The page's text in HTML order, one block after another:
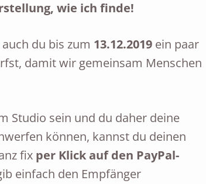
wie ich finde!
du bis zum 13.12.2019ein paar
damit wir gemeinsam Menschen
Studio sein und du daher deine
können, kannst du deinen
fix per Klick auf den PayPal-
einfach den Empfänger